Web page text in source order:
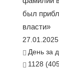
был
власти»
День за
1128